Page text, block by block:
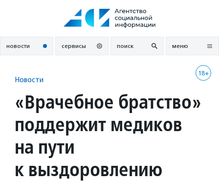
новости сервисы поиск меню
18+
Новости
«Врачебное братство»
поддержит медиков
на пути
к выздоровлению